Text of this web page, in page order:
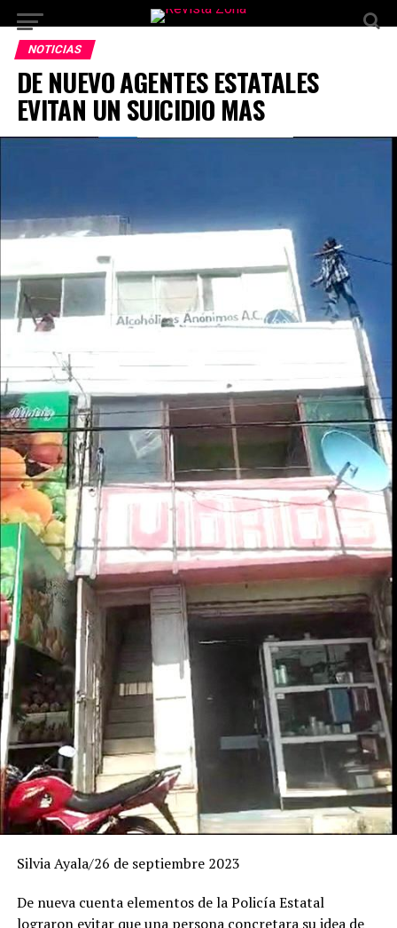
NOTICIAS
DE NUEVO AGENTES ESTATALES
EVITAN UN SUICIDIO MAS
Silvia Ayala/26 de septiembre 2023
De nueva cuenta elementos de la Policía Estatal
lograron evitar que una persona concretara su idea de